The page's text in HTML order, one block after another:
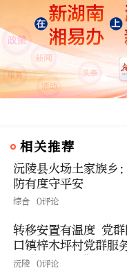
相关推荐
沅陵县火场土家族乡
防有度守平安
综合 0评论
转移安置有温度 党
口镇梓木坪村党群服
险“红色堡垒”
沅陵 0评论